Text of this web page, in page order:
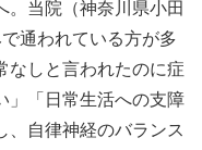
。当院（神奈川県小田
通われている方が多
なしと言われたのに症
」「日常生活への支障
自律神経のバランス